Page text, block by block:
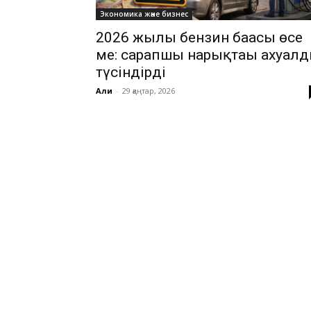
Экономика және бизнес
2026 жылы бензин бағасы өсе
ме: сарапшы нарықтағы
түсіндірді
Али - 29 қаңтар, 2026